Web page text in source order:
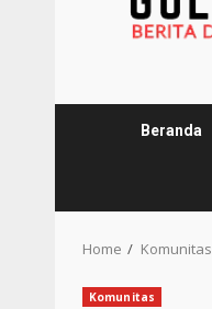
Beranda
Home Komunitas
Komunitas